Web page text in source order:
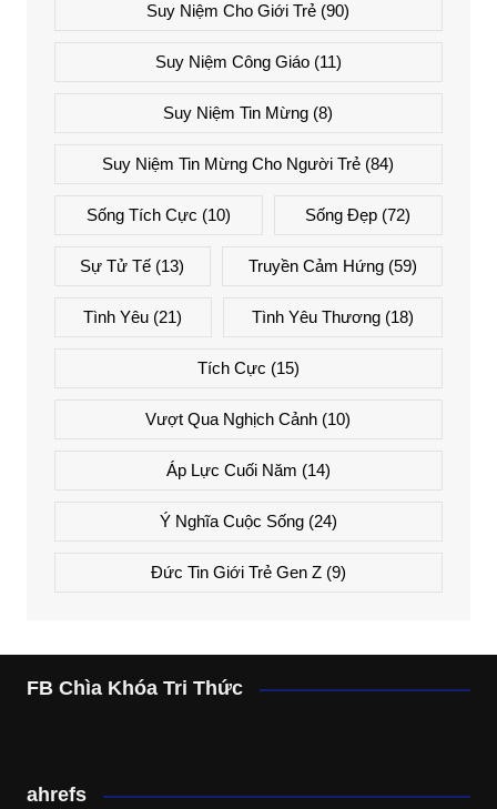
Suy Niệm Cho Giới Trẻ (90)
Suy Niệm Công Giáo(11)
Suy Niệm Tin Mừng (8)
Suy Niệm Tin Mừng Cho Người Trẻ (84)
Sống Tích Cực (10) Sống Đẹp (72)
Sự Tử Tế (13) Truyền Cảm Hứng(59)
Tình Yêu (21) Tình Yêu Thương(18)
Tích Cực (15)
Vượt Qua Nghịch Cảnh (10)
Áp Lực Cuối Năm (14)
Ý Nghĩa Cuộc Sống(24)
Đức Tin Giới Trẻ Gen Z(9)
FB Chìa Khóa Tri Thức
ahrefs